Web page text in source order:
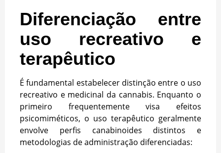
Diferenciação entre
uso recreativo e
terapêutico
É fundamental estabelecer distinção entre o uso
recreativo e medicinal da cannabis. Enquanto o
primeiro frequentemente visa efeitos
psicomiméticos, o uso terapêutico geralmente
envolve perfis canabinoides distintos e
metodologias de administração diferenciadas: